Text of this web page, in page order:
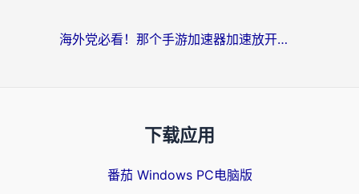
海外党必看！那个手游加速器加速放开那三国3最好？一篇解决国服游戏卡顿难题
下载应用
番茄 Windows PC电脑版